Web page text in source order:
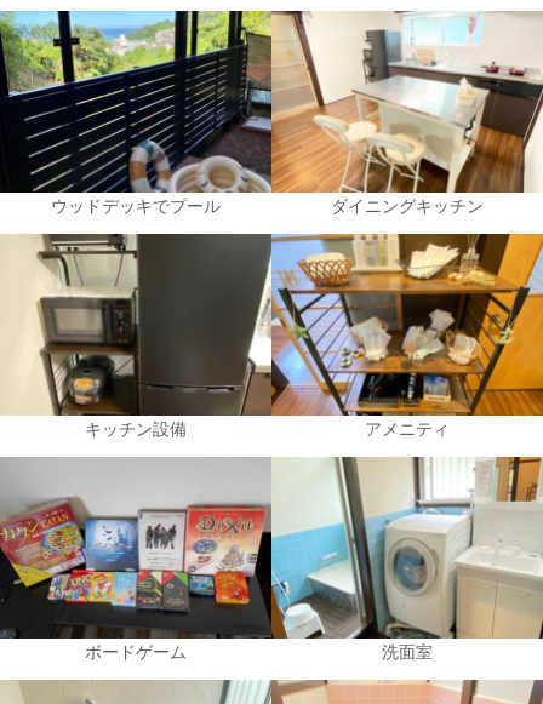
ウッドデッキでプール ダイニングキッチン
キッチン設備 アメニティ
ボードゲーム 洗面室